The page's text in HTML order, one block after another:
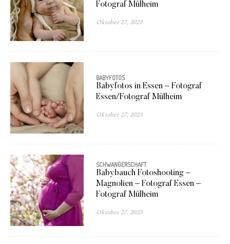
Fotograf Mülheim
Oktober 27, 2023
BABYFOTOS
Babyfotos in Essen – Fotograf
Essen/Fotograf Mülheim
Oktober 27, 2023
SCHWANGERSCHAFT
Babybauch Fotoshooting –
Magnolien – Fotograf Essen –
Fotograf Mülheim
Oktober 27, 2023